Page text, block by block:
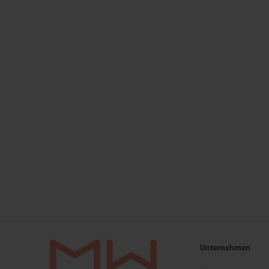
Unternehmen